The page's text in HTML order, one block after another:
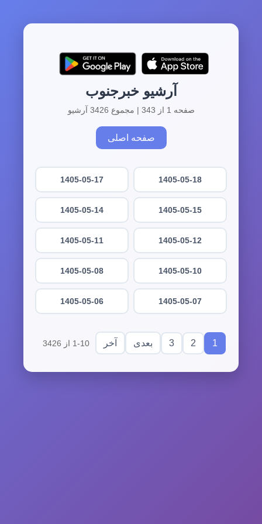
آرشیو خبرجنوب
صفحه 1 از 343 | مجموع 3426 آرشیو
صفحه اصلی
1405-05-18
1405-05-17
1405-05-15
1405-05-14
1405-05-12
1405-05-11
1405-05-10
1405-05-08
1405-05-07
1405-05-06
1
2
3 بعدی آخر 1-10 از 3426